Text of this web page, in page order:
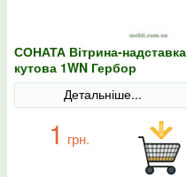
СОНАТА Вітрина-надставка
кутова 1WN Гербор
Детальніше...
1 грн.